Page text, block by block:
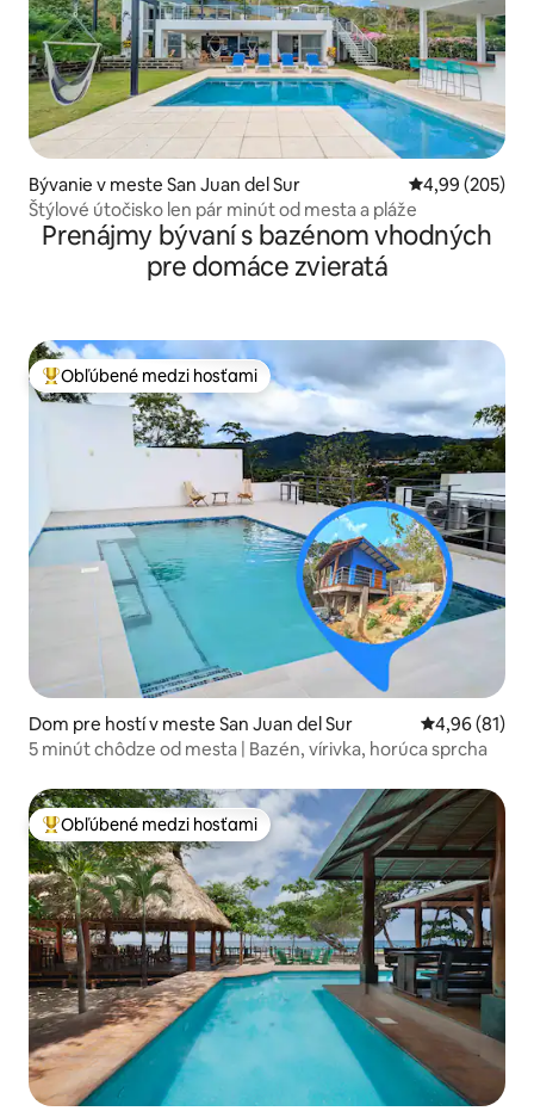
Bývanie v meste San Juan del Sur Priemerné
4,99 (205)
Štýlové útočisko len pár minút od mesta a pláže
Prenájmy bývaní s bazénom vhodných
pre domáce zvieratá
Najobľúbenejšie medzi hosťami
Obľúbené medzi hosťami
Dom pre hostí v meste San Juan del Sur Priemerné
4,96 (81)
5 minút chôdze od mesta | Bazén, vírivka, horúca sprcha
Najobľúbenejšie medzi hosťami
Obľúbené medzi hosťami